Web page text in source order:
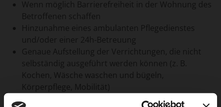
Wenn möglich Barrierefreiheit in der Wohnung des
Betroffenen schaffen
Hinzunahme eines ambulanten Pflegedienstes
und/oder einer 24h-Betreuung
Genaue Aufstellung der Verrichtungen, die nicht
selbständig ausgeführt werden können (z. B.
Kochen, Wäsche waschen und bügeln,
Körperpflege, Mobilität)
Vor der Anschaffung jeglicher Hilfsmittel